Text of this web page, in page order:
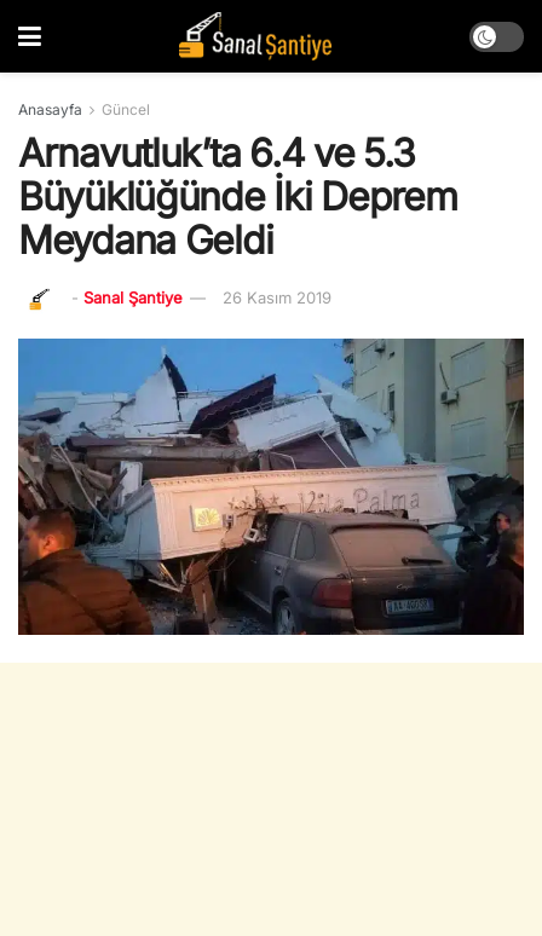
Anasayfa Güncel
Arnavutluk’ta 6.4 ve 5.3
Büyüklüğünde İki Deprem
Meydana Geldi
- Sanal Şantiye 26 Kasım 2019